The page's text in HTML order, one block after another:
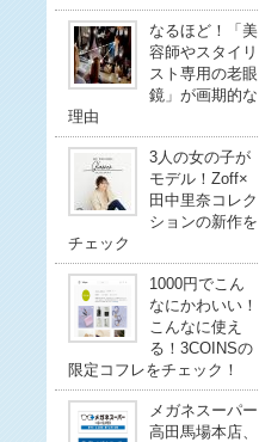
なるほど！「美
容師やスタイリ
スト専用の老眼
鏡」が画期的な
理由
3人の女の子が
モデル！Zoff×
田中里奈コレク
ションの新作を
チェック
1000円でこん
なにかわいい！
こんなに使え
る！3COINSの
限定コフレをチェック！
メガネスーパー
高田馬場本店、